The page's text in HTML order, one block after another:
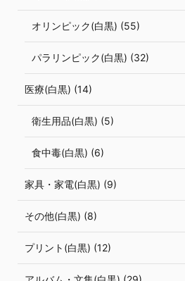
オリンピック(白黒) (55)
パラリンピック(白黒) (32)
医療(白黒) (14)
衛生用品(白黒) (5)
食中毒(白黒) (6)
家具・家電(白黒) (9)
その他(白黒) (8)
プリント(白黒) (12)